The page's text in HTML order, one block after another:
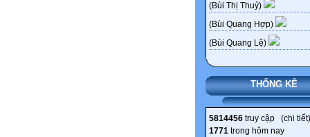
(Bùi Thị Thuỷ)
(Bùi Quang Hợp)
(Bùi Quang Lệ)
THỐNG KÊ
5814456 truy cập (chi tiết)
1771 trong hôm nay